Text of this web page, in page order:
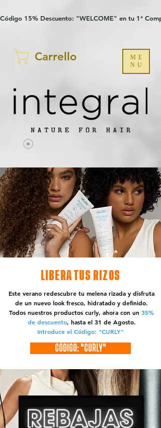
Código 15% Descuento: "WELCOME" en tu 1ª
Carrello
ME
NU
LIBERA TUS RIZOS
Este verano redescubre tu melena rizada y disfruta
de un nuevo look fresco, hidratado y definido.
Todos nuestros productos curly, ahora con un 35%
de descuento, hasta el 31 de Agosto.
Introduce el Código: "CURLY"
CÓDIGO: "CURLY"